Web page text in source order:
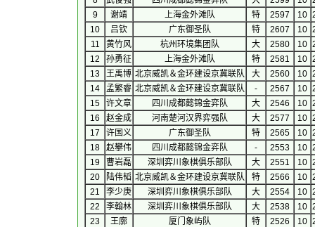
9
谢靖 上海金外滩队 特 2597 10
10
吕钦 广东御圣队 特 2607 10
11
黄竹风 杭州环境集团队 大 2580 10
12
孙勇征 上海金外滩队 特 2581 10
13
王禹博 北京威凯＆金环建设京冀联队 大 2560 10
14
孟繁睿 北京威凯＆金环建设京冀联队 - 2567 10
15
许文章 四川成都懿锦金弈队 大 2546 10
16
赵金成 河南楚河汉界弈强队 大 2577 10
17
许国义 广东御圣队 特 2565 10
18
赵攀伟 四川成都懿锦金弈队 - 2553 10
19
曹岩磊 深圳弈川象棋俱乐部队 大 2551 10
20
陆伟韬 北京威凯＆金环建设京冀联队 特 2566 10
21
李少庚 深圳弈川象棋俱乐部队 大 2554 10
22
李翰林 深圳弈川象棋俱乐部队 大 2538 10
23
王廓 厦门象屿队 特 2526 10